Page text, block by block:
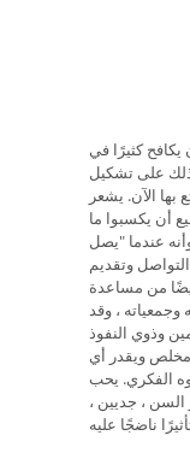
يكافح كثيرًا في
ذلك على تشكيل
بها الآن. يشعر
أن يكسبوا ما
عندما "يصل
وتقديم
من مساعدة
، وقد
وذوي النفوذ
ويقدر أي
الفكري. يحب
السن ، جديين ،